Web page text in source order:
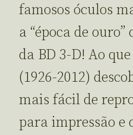
famosos óculos
a “época de
da BD 3-D! Ao
(1926-2012)
mais fácil de
para impressão e